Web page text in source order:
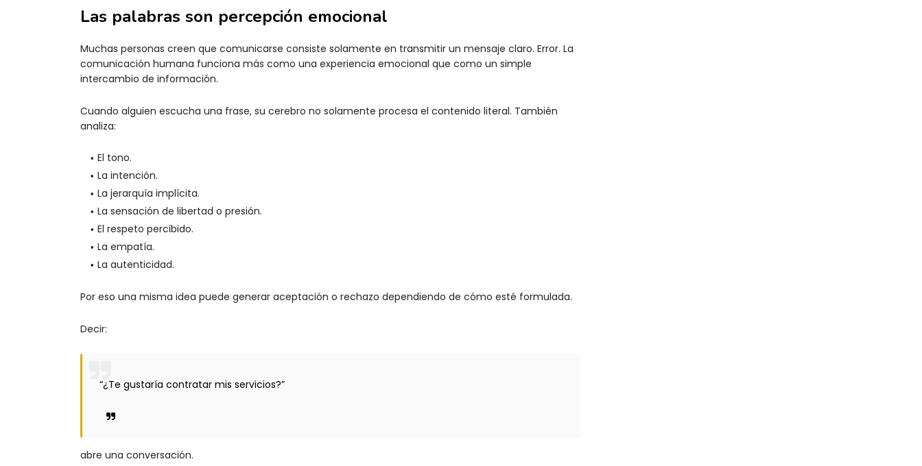
Las palabras son percepción emocional
Muchas personas creen que comunicarse consiste solamente en transmitir un mensaje claro. Error. La
comunicación humana funciona más como una experiencia emocional que como un simple
intercambio de información.
Cuando alguien escucha una frase, su cerebro no solamente procesa el contenido literal. También
analiza:
El tono.
La intención.
La jerarquía implícita.
La sensación de libertad o presión.
El respeto percibido.
La empatía.
La autenticidad.
Por eso una misma idea puede generar aceptación o rechazo dependiendo de cómo esté formulada.
Decir:
“¿Te gustaría contratar mis servicios?”
abre una conversación.